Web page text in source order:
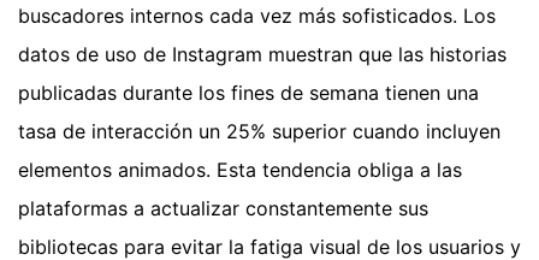
buscadores internos cada vez más sofisticados. Los
datos de uso de Instagram muestran que las historias
publicadas durante los fines de semana tienen una
tasa de interacción un 25% superior cuando incluyen
elementos animados. Esta tendencia obliga a las
plataformas a actualizar constantemente sus
bibliotecas para evitar la fatiga visual de los usuarios y